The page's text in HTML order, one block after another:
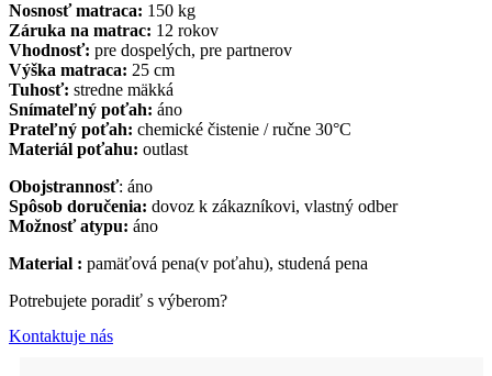
Nosnosť matraca: 150 kg
Záruka na matrac: 12 rokov
Vhodnosť: pre dospelých, pre partnerov
Výška matraca: 25 cm
Tuhosť: stredne mäkká
Snímateľný poťah: áno
Prateľný poťah: chemické čistenie / ručne 30°C
Materiál poťahu: outlast
Obojstrannosť: áno
Spôsob doručenia: dovoz k zákazníkovi, vlastný odber
Možnosť atypu: áno
Material : pamäťová pena(v poťahu), studená pena
Potrebujete poradiť s výberom?
Kontaktuje nás